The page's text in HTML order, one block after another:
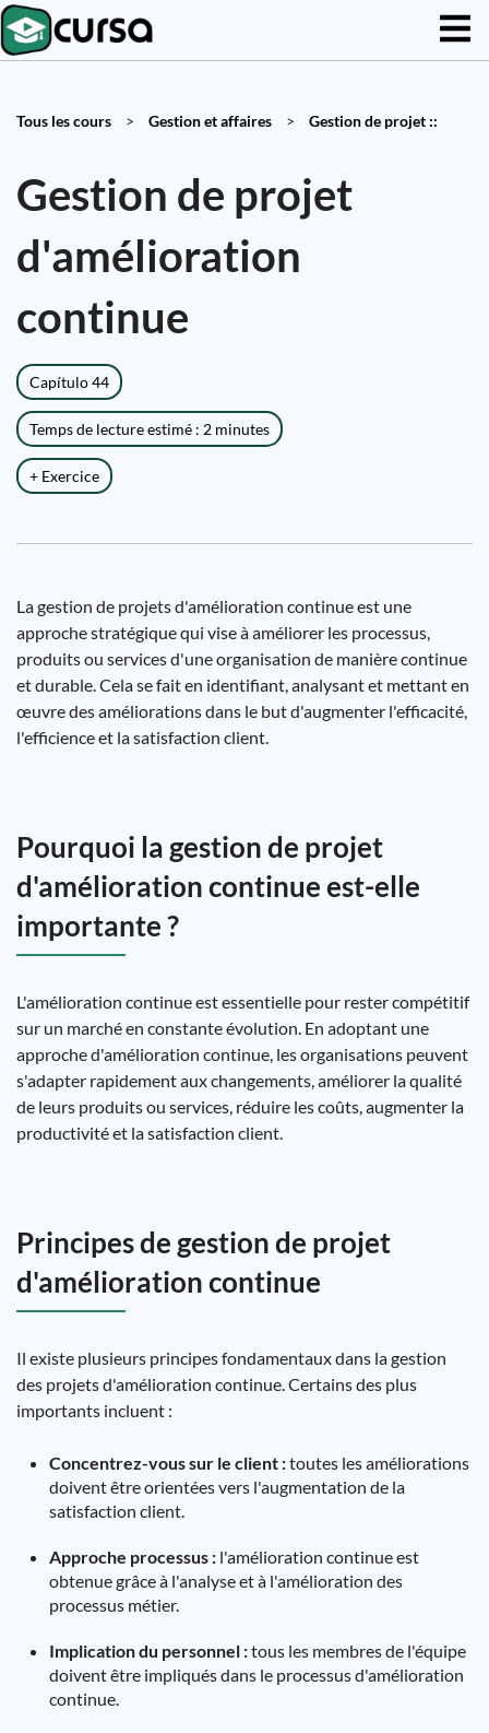
Tous les cours > Gestion et affaires > Gestion de projet ::
Gestion de projet
d'amélioration
continue
Capítulo 44
Temps de lecture estimé : 2 minutes
+ Exercice
La gestion de projets d'amélioration continue est une
approche stratégique qui vise à améliorer les processus,
produits ou services d'une organisation de manière continue
et durable. Cela se fait en identifiant, analysant et mettant en
œuvre des améliorations dans le but d'augmenter l'efficacité,
l'efficience et la satisfaction client.
Pourquoi la gestion de projet
d'amélioration continue est-elle
importante ?
L'amélioration continue est essentielle pour rester compétitif
sur un marché en constante évolution. En adoptant une
approche d'amélioration continue, les organisations peuvent
s'adapter rapidement aux changements, améliorer la qualité
de leurs produits ou services, réduire les coûts, augmenter la
productivité et la satisfaction client.
Principes de gestion de projet
d'amélioration continue
Il existe plusieurs principes fondamentaux dans la gestion
des projets d'amélioration continue. Certains des plus
importants incluent :
Concentrez-vous sur le client :toutes les améliorations
doivent être orientées vers l'augmentation de la
satisfaction client.
Approche processus : l'amélioration continue est
obtenue grâce à l'analyse et à l'amélioration des
processus métier.
Implication du personnel :tous les membres de l'équipe
doivent être impliqués dans le processus d'amélioration
continue.